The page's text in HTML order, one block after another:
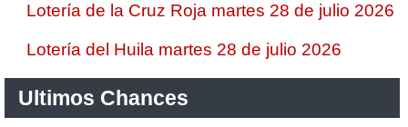
Lotería de la Cruz Roja martes 28 de julio 2026
Lotería del Huila martes 28 de julio 2026
Ultimos Chances